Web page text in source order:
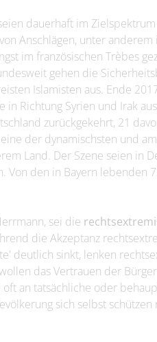
dauerhaft im
Anschlägen, unter anderem
im französischen Trèbes
gehen die
Islamisten aus. Ende
in Richtung Syrien und Irak
zurückgekehrt, 21
der dynamischsten und
Land. Der Szene seien in
den in Bayern lebenden
sei die
die Akzeptanz
deutlich sinkt, lenken
das Vertrauen der
an tatsächliche oder
sich selbst schützen